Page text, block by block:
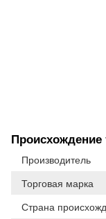
Происхождение
Производитель
Торговая марка
Страна